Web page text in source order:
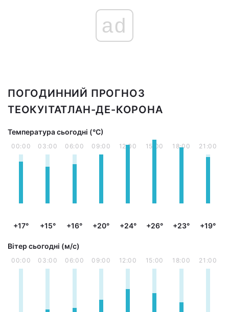
ad
ПОГОДИННИЙ ПРОГНОЗ
ТЕОКУІТАТЛАН-ДЕ-КОРОНА
Температура сьогодні (°С)
00:00
+17°
03:00
+15°
06:00
+16°
09:00
+20°
12:00
+24°
15:00
+26°
18:00
+23°
21:00
+19°
Вітер сьогодні (м/с)
00:00 03:00 06:00 09:00 12:00 15:00 18:00 21:00